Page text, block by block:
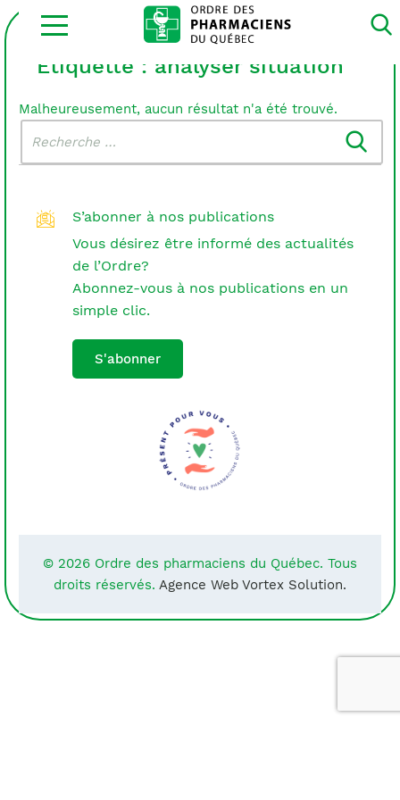
Ouvrir
la
site
Étiquette : analyser situation
Malheureusement, aucun résultat n'a été trouvé.
dans
le
S’abonner à nos publications
Vous désirez être informé des actualités
de l’Ordre?
Abonnez-vous à nos publications en un
simple clic.
S'abonner
© 2026 Ordre des pharmaciens du Québec. Tous
droits réservés. Agence Web Vortex Solution.